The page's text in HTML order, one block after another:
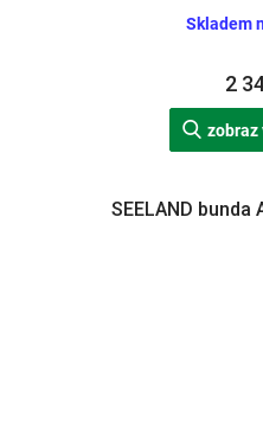
Skladem
2
zobraz
SEELAND